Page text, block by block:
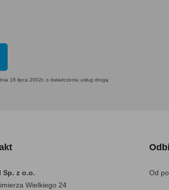
18 lipca 2002r. o świadczeniu usług drogą
Sp. z o.o.
Wielkiego 24
Od